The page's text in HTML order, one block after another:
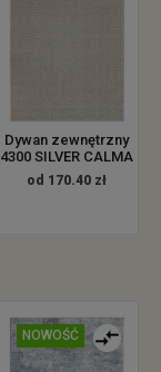
Dywan zewnętrzny
4300 SILVER CALMA
od 170.40 zł
NOWOŚĆ